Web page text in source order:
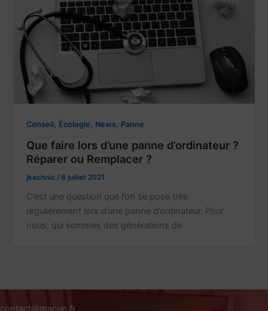
Conseil, Écologie , News, Panne
Que faire lors d’une panne d’ordinateur ?
Réparer ou Remplacer ?
jkachnic /8 juillet 2021
C’est une question que l’on se pose très
régulièrement lors d’une panne d’ordinateur. Pour
nous, qui sommes des générations de
contact@macup.fr